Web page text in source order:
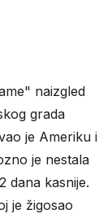
naizgled
grada
je Ameriku i
je nestala
dana kasnije.
je žigosao